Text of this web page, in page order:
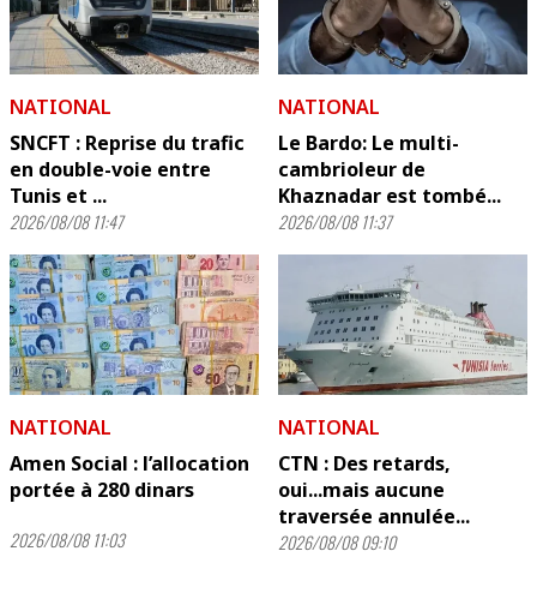
NATIONAL
SNCFT : Reprise du trafic
en double-voie entre
Tunis et ...
2026/08/08 11:47
NATIONAL
Le Bardo: Le multi-
cambrioleur de
Khaznadar est tombé...
2026/08/08 11:37
NATIONAL
Amen Social : l’allocation
portée à 280 dinars
2026/08/08 11:03
NATIONAL
CTN : Des retards,
oui...mais aucune
traversée annulée...
2026/08/08 09:10